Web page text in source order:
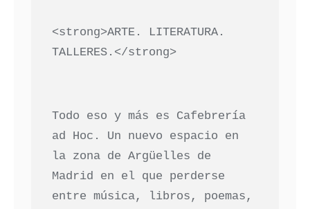
<strong>ARTE. LITERATURA.
TALLERES.</strong>
Todo eso y más es Cafebrería
ad Hoc. Un nuevo espacio en
la zona de Argüelles de
Madrid en el que perderse
entre música, libros, poemas,